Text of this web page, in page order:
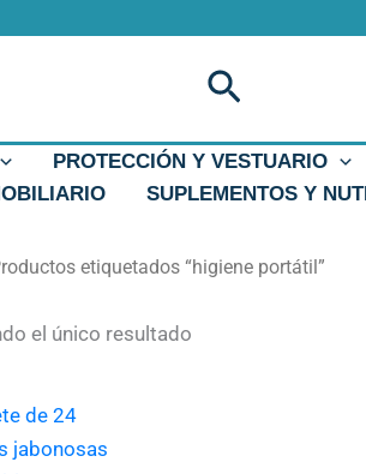
Buscar
PROTECCIÓN Y VESTUARIO
SUPLEMENTOS Y
etiquetados “higiene portátil”
el único resultado